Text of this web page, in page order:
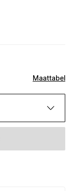
Maattabel